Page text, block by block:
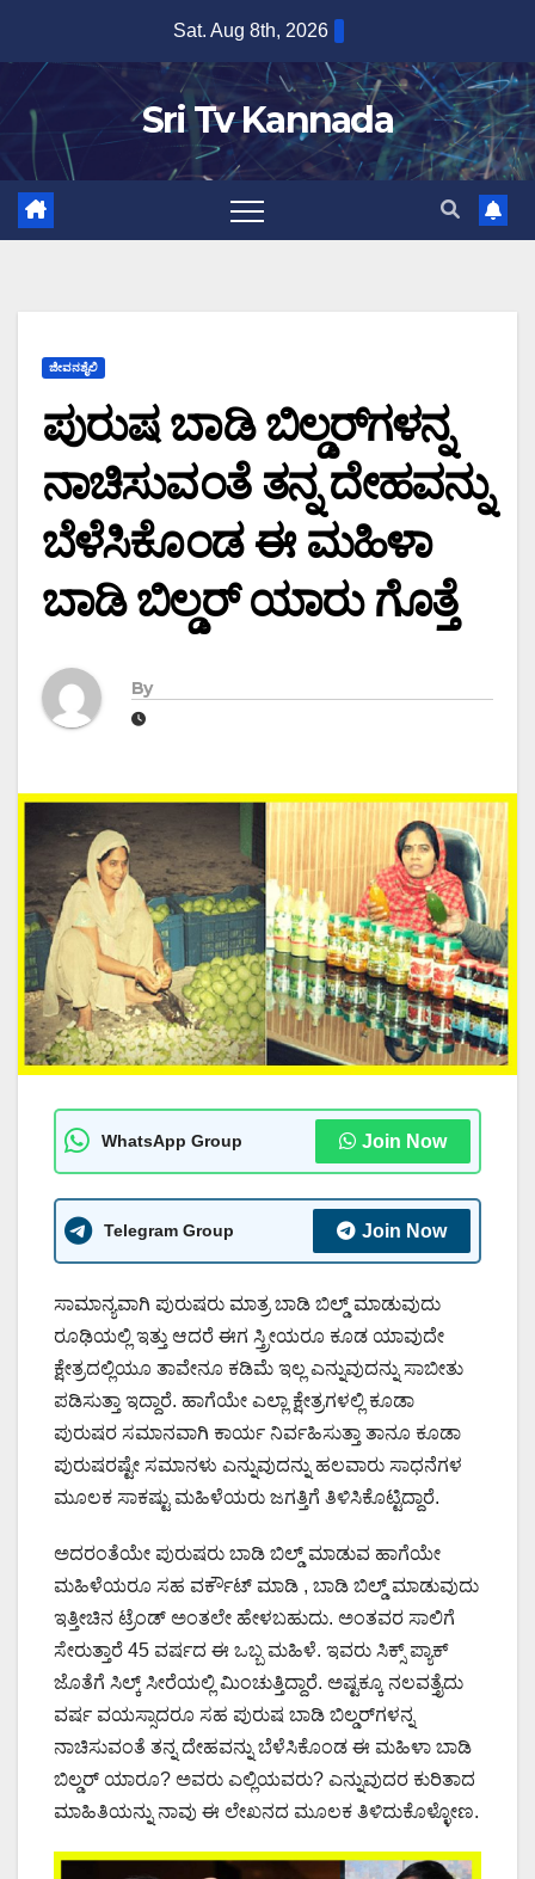
content
Sat. Aug 8th, 2026
Sri Tv Kannada
ಜೀವನಶೈಲಿ
ಪುರುಷ ಬಾಡಿ ಬಿಲ್ಡರ್​ಗಳನ್ನ
ನಾಚಿಸುವಂತೆ ತನ್ನ ದೇಹವನ್ನು
ಬೆಳೆಸಿಕೊಂಡ ಈ ಮಹಿಳಾ
ಬಾಡಿ ಬಿಲ್ಡರ್ ಯಾರು ಗೊತ್ತೆ
By
WhatsApp Group Join Now
Telegram Group Join Now
ಸಾಮಾನ್ಯವಾಗಿ ಪುರುಷರು ಮಾತ್ರ ಬಾಡಿ ಬಿಲ್ಡ್ ಮಾಡುವುದು
ರೂಢಿಯಲ್ಲಿ ಇತ್ತು ಆದರೆ ಈಗ ಸ್ತ್ರೀಯರೂ ಕೂಡ ಯಾವುದೇ
ಕ್ಷೇತ್ರದಲ್ಲಿಯೂ ತಾವೇನೂ ಕಡಿಮೆ ಇಲ್ಲ ಎನ್ನುವುದನ್ನು ಸಾಬೀತು
ಪಡಿಸುತ್ತಾ ಇದ್ದಾರೆ. ಹಾಗೆಯೇ ಎಲ್ಲಾ ಕ್ಷೇತ್ರಗಳಲ್ಲಿ ಕೂಡಾ
ಪುರುಷರ ಸಮಾನವಾಗಿ ಕಾರ್ಯ ನಿರ್ವಹಿಸುತ್ತಾ ತಾನೂ ಕೂಡಾ
ಪುರುಷರಷ್ಟೇ ಸಮಾನಳು ಎನ್ನುವುದನ್ನು ಹಲವಾರು ಸಾಧನೆಗಳ
ಮೂಲಕ ಸಾಕಷ್ಟು ಮಹಿಳೆಯರು ಜಗತ್ತಿಗೆ ತಿಳಿಸಿಕೊಟ್ಟಿದ್ದಾರೆ.
ಅದರಂತೆಯೇ ಪುರುಷರು ಬಾಡಿ ಬಿಲ್ಡ್ ಮಾಡುವ ಹಾಗೆಯೇ
ಮಹಿಳೆಯರೂ ಸಹ ವರ್ಕೌಟ್ ಮಾಡಿ , ಬಾಡಿ ಬಿಲ್ಡ್ ಮಾಡುವುದು
ಇತ್ತೀಚಿನ ಟ್ರೆಂಡ್ ಅಂತಲೇ ಹೇಳಬಹುದು. ಅಂತವರ ಸಾಲಿಗೆ
ಸೇರುತ್ತಾರೆ 45 ವರ್ಷದ ಈ ಒಬ್ಬ ಮಹಿಳೆ. ಇವರು ಸಿಕ್ಸ್ ಪ್ಯಾಕ್
ಜೊತೆಗೆ ಸಿಲ್ಕ್ ಸೀರೆಯಲ್ಲಿ ಮಿಂಚುತ್ತಿದ್ದಾರೆ. ಅಷ್ಟಕ್ಕೂ ನಲವತ್ತೈದು
ವರ್ಷ ವಯಸ್ಸಾದರೂ ಸಹ ಪುರುಷ ಬಾಡಿ ಬಿಲ್ಡರ್​ಗಳನ್ನ
ನಾಚಿಸುವಂತೆ ತನ್ನ ದೇಹವನ್ನು ಬೆಳೆಸಿಕೊಂಡ ಈ ಮಹಿಳಾ ಬಾಡಿ
ಬಿಲ್ಡರ್ ಯಾರೂ? ಅವರು ಎಲ್ಲಿಯವರು? ಎನ್ನುವುದರ ಕುರಿತಾದ
ಮಾಹಿತಿಯನ್ನು ನಾವು ಈ ಲೇಖನದ ಮೂಲಕ ತಿಳಿದುಕೊಳ್ಳೋಣ.